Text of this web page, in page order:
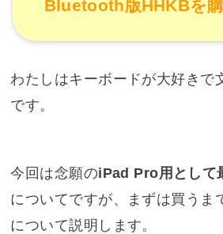
Bluetooth版HHKBを
わたしはキーボードが大好きで
です。
今回は念願のiPad Pro用として
についてですが、まずは買うま
について説明します。